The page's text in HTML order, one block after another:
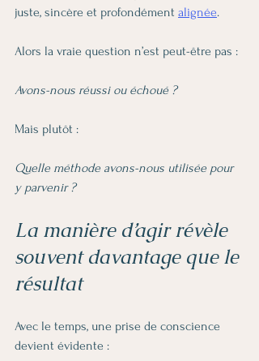
juste, sincère et profondément alignée.
Alors la vraie question n’est peut-être pas :
Avons-nous réussi ou échoué ?
Mais plutôt :
Quelle méthode avons-nous utilisée pour
y parvenir ?
La manière d’agir révèle
souvent davantage que le
résultat
Avec le temps, une prise de conscience
devient évidente :